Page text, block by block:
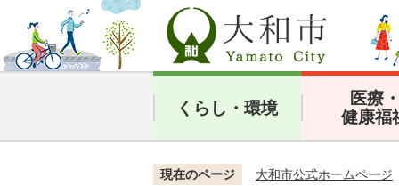
くらし・環境
医療
健康福
現在のページ 大和市公式ホームページ